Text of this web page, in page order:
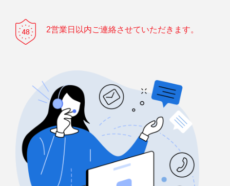
2営業日以内ご連絡させていただきます。